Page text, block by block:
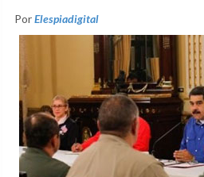
PorElespiadigital